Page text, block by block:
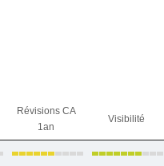
Révisions CA
1an
Visibilité